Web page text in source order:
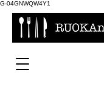
G-04GNWQW4Y1